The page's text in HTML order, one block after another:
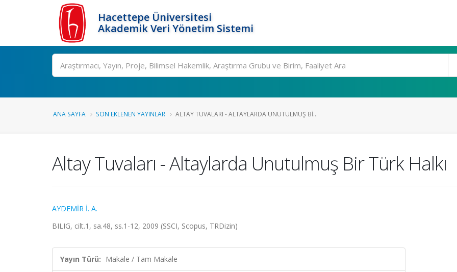
Hacettepe Üniversitesi
Akademik Veri Yönetim Sistemi
Ara
ANA SAYFA SON EKLENEN YAYINLAR ALTAY TUVALARI - ALTAYLARDA UNUTULMUŞ BI...
Altay Tuvaları - Altaylarda Unutulmuş Bir Türk Halkı
AYDEMİR İ. A.
BILIG, cilt.1, sa.48, ss.1-12, 2009 (SSCI, Scopus, TRDizin)
Yayın Türü: Makale / Tam Makale